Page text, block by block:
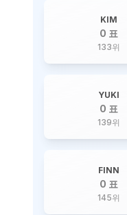
KIM
0 표
133위
YUKI
0 표
139위
FINN
0 표
145위